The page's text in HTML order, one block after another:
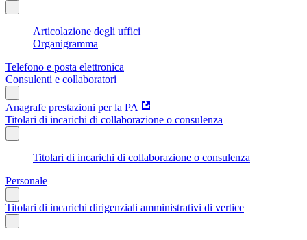
Articolazione degli uffici
Organigramma
Telefono e posta elettronica
Consulenti e collaboratori
Anagrafe prestazioni per la PA
Titolari di incarichi di collaborazione o consulenza
Titolari di incarichi di collaborazione o consulenza
Personale
Titolari di incarichi dirigenziali amministrativi di vertice